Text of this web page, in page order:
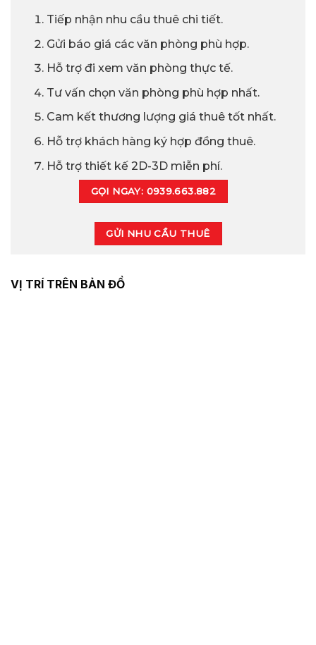
Tiếp nhận nhu cầu thuê chi tiết.
Gửi báo giá các văn phòng phù hợp.
Hỗ trợ đi xem văn phòng thực tế.
Tư vấn chọn văn phòng phù hợp nhất.
Cam kết thương lượng giá thuê tốt nhất.
Hỗ trợ khách hàng ký hợp đồng thuê.
Hỗ trợ thiết kế 2D-3D miễn phí.
GỌI NGAY: 0939.663.882
GỬI NHU CẦU THUÊ
VỊ TRÍ TRÊN BẢN ĐỒ